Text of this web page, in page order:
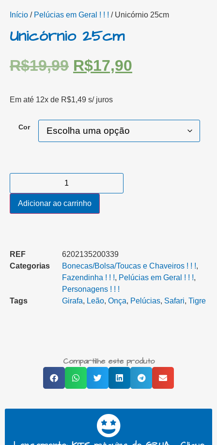
Início / Pelúcias em Geral ! ! ! / Unicórnio 25cm
Unicórnio 25cm
R$19,99 R$17,90
Em até 12x de R$1,49 s/ juros
Cor
Adicionar ao carrinho
REF
6202135200339
Categorias
Bonecas/Bolsa/Toucas e Chaveiros ! ! !,
Fazendinha ! ! !, Pelúcias em Geral ! ! !,
Personagens ! ! !
Tags
Girafa, Leão, Onça, Pelúcias, Safari, Tigre
Compartilhe este produto